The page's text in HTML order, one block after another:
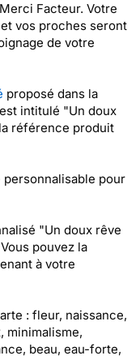
Facteur. Votre
vos proches seront
de votre
proposé dans la
intitulé "Un doux
référence produit
pour
"Un doux rêve
pouvez la
à votre
: fleur, naissance,
minimalisme,
beau, eau-forte,